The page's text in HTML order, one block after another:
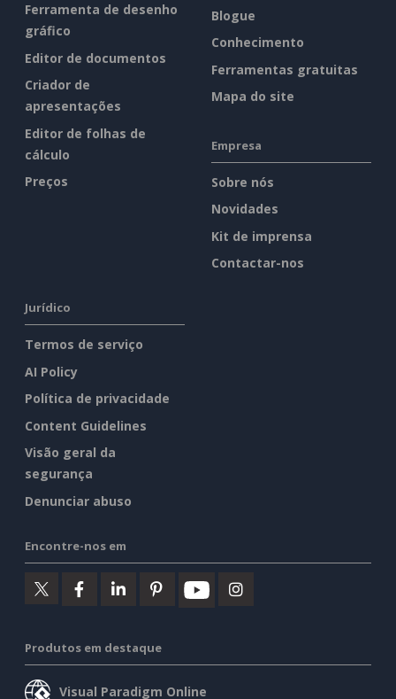
Ferramenta de desenho
gráfico
Editor de documentos
Criador de
apresentações
Editor de folhas de
cálculo
Preços
Blogue
Conhecimento
Ferramentas gratuitas
Mapa do site
Empresa
Sobre nós
Novidades
Kit de imprensa
Contactar-nos
Jurídico
Termos de serviço
AI Policy
Política de privacidade
Content Guidelines
Visão geral da
segurança
Denunciar abuso
Encontre-nos em
Produtos em destaque
Visual Paradigm Online